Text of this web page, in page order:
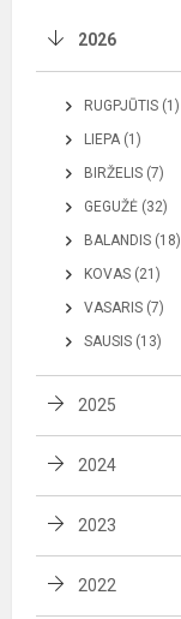
2026
RUGPJŪTIS (1)
LIEPA (1)
BIRŽELIS (7)
GEGUŽĖ (32)
BALANDIS (18)
KOVAS (21)
VASARIS (7)
SAUSIS (13)
2025
2024
2023
2022